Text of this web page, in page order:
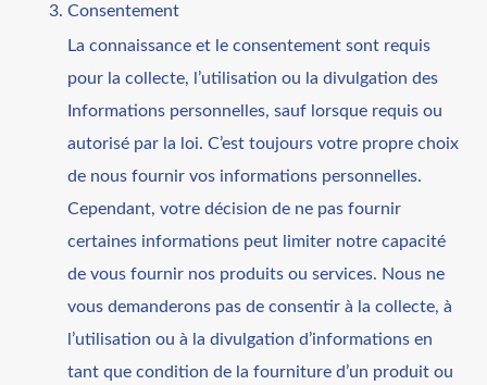
Consentement
La connaissance et le consentement sont requis
pour la collecte, l’utilisation ou la divulgation des
Informations personnelles, sauf lorsque requis ou
autorisé par la loi. C’est toujours votre propre choix
de nous fournir vos informations personnelles.
Cependant, votre décision de ne pas fournir
certaines informations peut limiter notre capacité
de vous fournir nos produits ou services. Nous ne
vous demanderons pas de consentir à la collecte, à
l’utilisation ou à la divulgation d’informations en
tant que condition de la fourniture d’un produit ou